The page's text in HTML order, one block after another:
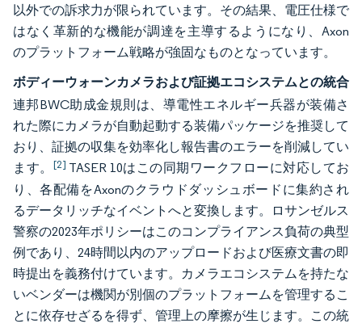
以外での訴求力が限られています。その結果、電圧仕様で
はなく革新的な機能が調達を主導するようになり、Axon
のプラットフォーム戦略が強固なものとなっています。
ボディーウォーンカメラおよび証拠エコシステムとの統合
連邦BWC助成金規則は、導電性エネルギー兵器が装備さ
れた際にカメラが自動起動する装備パッケージを推奨して
おり、証拠の収集を効率化し報告書のエラーを削減してい
ます。 [2] TASER 10はこの同期ワークフローに対応してお
り、各配備をAxonのクラウドダッシュボードに集約され
るデータリッチなイベントへと変換します。ロサンゼルス
警察の2023年ポリシーはこのコンプライアンス負荷の典型
例であり、24時間以内のアップロードおよび医療文書の即
時提出を義務付けています。カメラエコシステムを持たな
いベンダーは機関が別個のプラットフォームを管理するこ
とに依存せざるを得ず、管理上の摩擦が生じます。この統